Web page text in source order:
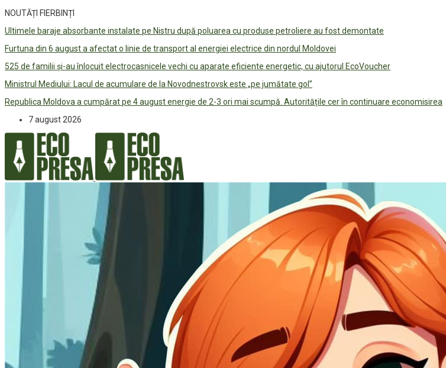
NOUTĂȚI FIERBINȚI
Ultimele baraje absorbante instalate pe Nistru după poluarea cu produse petroliere au fost demontate
Furtuna din 6 august a afectat o linie de transport al energiei electrice din nordul Moldovei
525 de familii și-au înlocuit electrocasnicele vechi cu aparate eficiente energetic, cu ajutorul EcoVoucher
Ministrul Mediului: Lacul de acumulare de la Novodnestrovsk este „pe jumătate gol”
Republica Moldova a cumpărat pe 4 august energie de 2-3 ori mai scumpă. Autoritățile cer în continuare economisirea
7 august 2026